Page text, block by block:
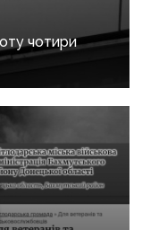
чотири